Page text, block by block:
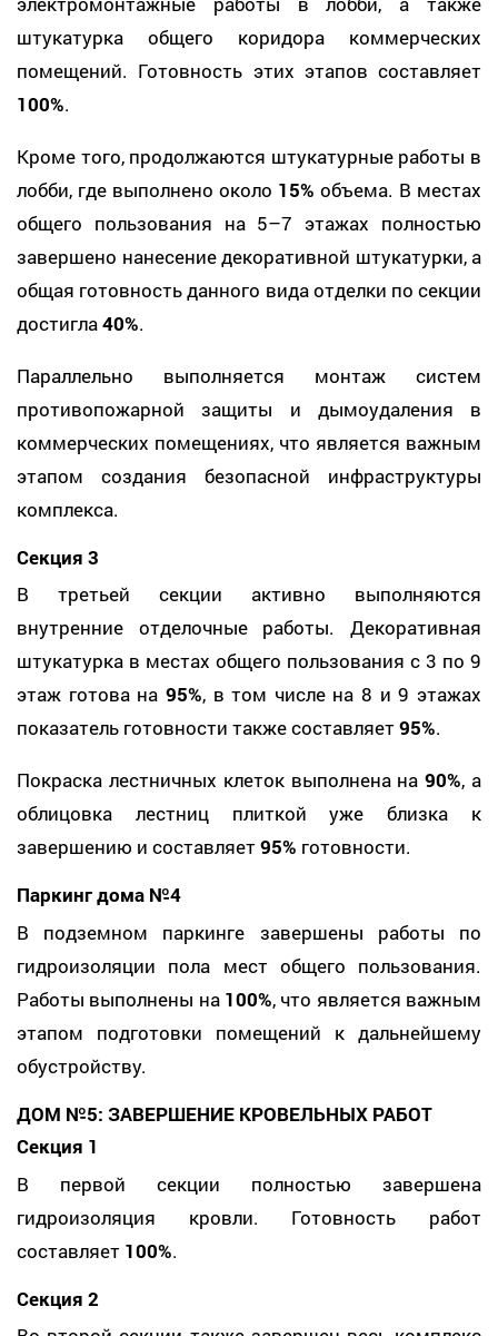
штукатурка общего коридора коммерческих
помещений. Готовность этих этапов составляет
100%.
Кроме того, продолжаются штукатурные работы в
лобби, где выполнено около 15% объема. В местах
общего пользования на 5–7 этажах полностью
завершено нанесение декоративной штукатурки, а
общая готовность данного вида отделки по секции
достигла40%.
Параллельно выполняется монтаж систем
противопожарной защиты и дымоудаления в
коммерческих помещениях, что является важным
этапом создания безопасной инфраструктуры
комплекса.
Секция 3
В третьей секции активно выполняются
внутренние отделочные работы. Декоративная
штукатурка в местах общего пользования с 3 по 9
этаж готова на 95%, в том числе на 8 и 9 этажах
показатель готовности также составляет95%.
Покраска лестничных клеток выполнена на90%, а
облицовка лестниц плиткой уже близка к
завершению и составляет95% готовности.
Паркинг дома №4
В подземном паркинге завершены работы по
гидроизоляции пола мест общего пользования.
Работы выполнены на 100%, что является важным
этапом подготовки помещений к дальнейшему
обустройству.
ДОМ №5: ЗАВЕРШЕНИЕ КРОВЕЛЬНЫХ РАБОТ
Секция 1
В первой секции полностью завершена
гидроизоляция кровли. Готовность работ
составляет 100%.
Секция 2